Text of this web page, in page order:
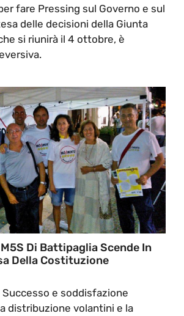
fare Pressing sul Governo e sul
delle decisioni della Giunta
si riunirà il 4 ottobre, è
Di Battipaglia Scende In
Della Costituzione
Successo e soddisfazione
distribuzione volantini e la